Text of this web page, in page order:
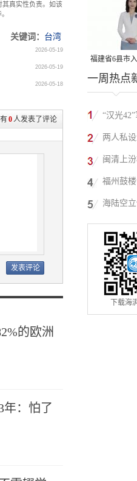
其真实性负责。如该
关键词： 台湾
2026-05-19
2026-05-19
2026-05-18
0人发表了评论
的欧洲
年：怕了
福建省6县市
国县域发展潜
一周热点
“汉光
道、赖
两人私
闽清上
福州鼓
置
海陆空
船舶
下载海